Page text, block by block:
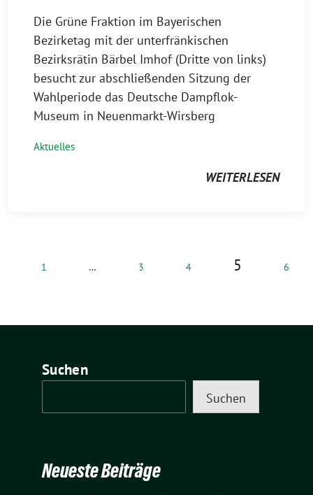
Die Grüne Fraktion im Bayerischen
Bezirketag mit der unterfränkischen
Bezirksrätin Bärbel Imhof (Dritte von links)
besucht zur abschließenden Sitzung der
Wahlperiode das Deutsche Dampflok-
Museum in Neuenmarkt-Wirsberg
Aktuelles
WEITERLESEN
1 … 3 4 5 6
Suchen
Suchen
Neueste Beiträge